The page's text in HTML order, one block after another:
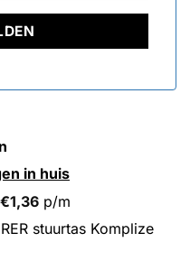
in huis
€1,36 p/m
stuurtas Komplize